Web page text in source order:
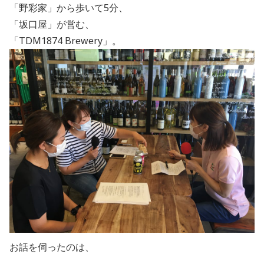
「野彩家」から歩いて5分、
「坂口屋」が営む、
「TDM1874 Brewery 」。
お話を伺ったのは、